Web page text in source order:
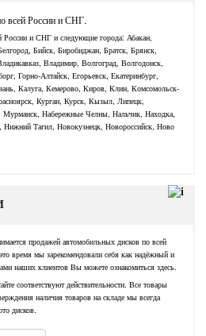
всей России и СНГ.
России и СНГ и следующие города: Абакан,
Бийск, Биробиджан, Братск, Брянск,
Владимир, Волгоград, Волгодонск,
Горно-Алтайск, Егорьевск, Екатеринбург,
Калуга, Кемерово, Киров, Клин, Комсомольск-
Курган, Курск, Кызыл, Липецк,
Мурманск, Набережные Челны, Нальчик, Находка,
Тагил, Новокузнецк, Новороссийск, Ново
продажей автомобильных дисков по всей
время мы зарекомендовали себя как надёжный и
наших клиентов Вы можете ознакомиться здесь.
соответствуют действительности. Все товары
наличия товаров на складе мы всегда
дисков.